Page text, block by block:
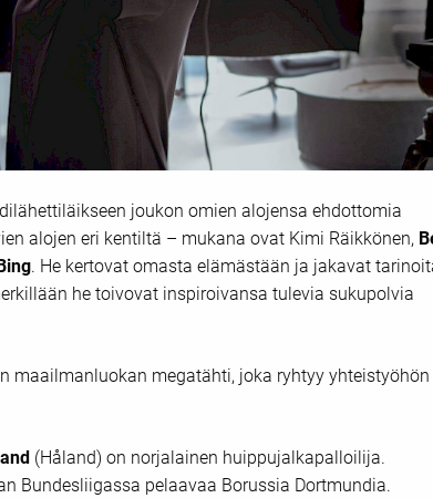
joukon omien alojensa ehdottomia
alojen eri kentiltä – mukana ovat Kimi Räikkönen,
. He kertovat omasta elämästään ja jakavat
he toivovat inspiroivansa tulevia sukupolvia
maailmanluokan megatähti, joka ryhtyy yhteistyöhön
(Håland) on norjalainen huippujalkapalloilija.
Bundesliigassa pelaavaa Borussia Dortmundia.